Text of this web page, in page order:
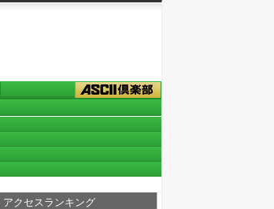
クセスランキング